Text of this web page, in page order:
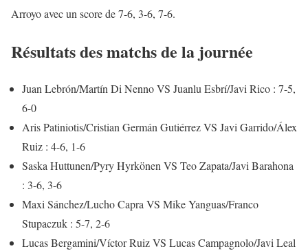
Arroyo avec un score de 7-6, 3-6, 7-6.
Résultats des matchs de la journée
Juan Lebrón/Martín Di Nenno VS Juanlu Esbrí/Javi Rico : 7-5,
6-0
Aris Patiniotis/Cristian Germán Gutiérrez VS Javi Garrido/Álex
Ruiz : 4-6, 1-6
Saska Huttunen/Pyry Hyrkönen VS Teo Zapata/Javi Barahona
: 3-6, 3-6
Maxi Sánchez/Lucho Capra VS Mike Yanguas/Franco
Stupaczuk : 5-7, 2-6
Lucas Bergamini/Víctor Ruiz VS Lucas Campagnolo/Javi Leal